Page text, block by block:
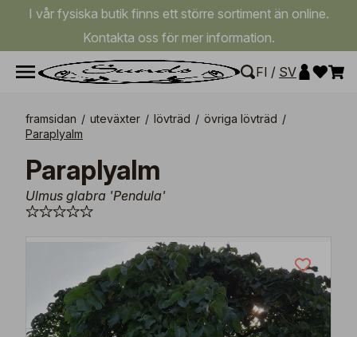
I vår fysiska butik finns ett större sortiment än online.
Kontakta oss för mer information.
FI / SV
framsidan / uteväxter / lövträd / övriga lövträd /
Paraplyalm
Paraplyalm
Ulmus glabra 'Pendula'